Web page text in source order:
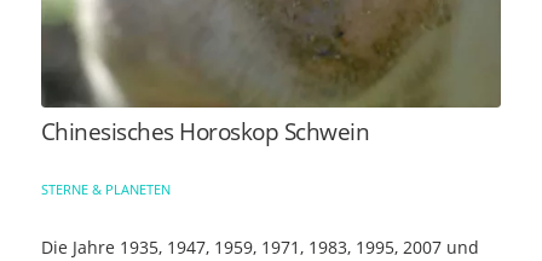
Chinesisches Horoskop Schwein
STERNE & PLANETEN
Die Jahre 1935, 1947, 1959, 1971, 1983, 1995, 2007 und